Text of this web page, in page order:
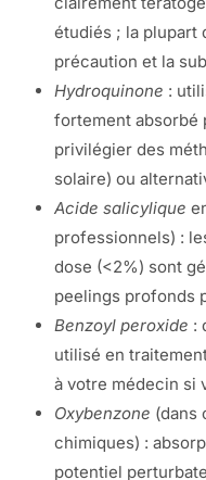
étudiés ; la plupart
précaution et la
Hydroquinone :
fortement absorbé
privilégier des
solaire) ou
Acide salicylique
professionnels) :
dose (<2%) sont
peelings profonds
Benzoyl peroxide :
utilisé en
à votre médecin si
Oxybenzone (dans
chimiques) :
potentiel